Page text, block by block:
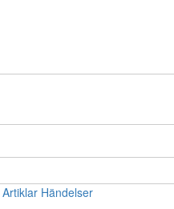
Artiklar Händelser